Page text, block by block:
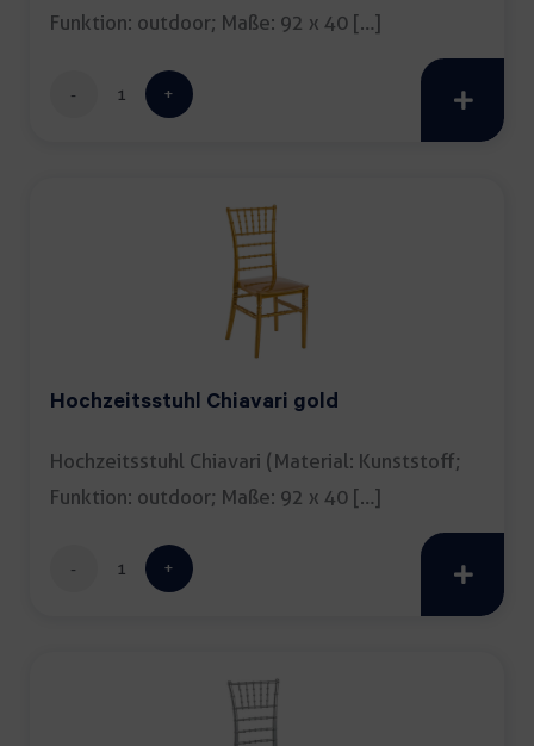
Funktion: outdoor; Maße: 92 x 40 […]
Hochzeitsstuhl
Chiavari
Hochzeitsstuhl Chiavari gold
Hochzeitsstuhl Chiavari (Material: Kunststoff;
Funktion: outdoor; Maße: 92 x 40 […]
Hochzeitsstuhl
Chiavari